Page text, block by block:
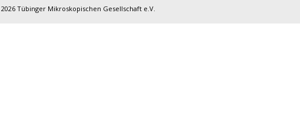
Tübinger Mikroskopischen Gesellschaft e.V.